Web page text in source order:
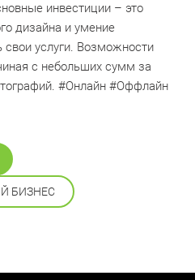
инвестиции – это
дизайна и умение
услуги. Возможности
с небольших сумм за
#Онлайн #Оффлайн
БИЗНЕС